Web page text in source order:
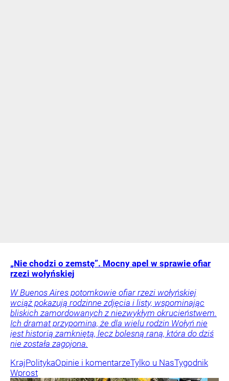
„Nie chodzi o zemstę”. Mocny apel w sprawie ofiar
rzezi wołyńskiej
W Buenos Aires potomkowie ofiar rzezi wołyńskiej
wciąż pokazują rodzinne zdjęcia i listy, wspominając
bliskich zamordowanych z niezwykłym okrucieństwem.
Ich dramat przypomina, że dla wielu rodzin Wołyń nie
jest historią zamkniętą, lecz bolesną raną, która do dziś
nie została zagojona.
KrajPolitykaOpinie i komentarzeTylko u NasTygodnik
Wprost